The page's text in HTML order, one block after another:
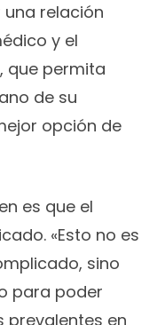
relación
y el
que permita
de su
opción de
es que el
«Esto no es
sino
para poder
prevalentes en